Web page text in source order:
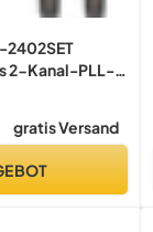
2402SET
2-Kanal-PLL-
schwarz ,,
gratis Versand